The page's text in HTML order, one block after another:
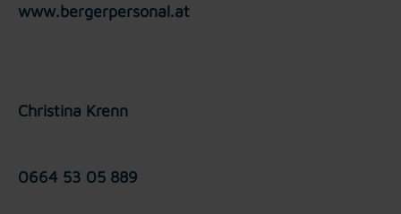
www.bergerpersonal.at
Christina Krenn
0664 53 05 889